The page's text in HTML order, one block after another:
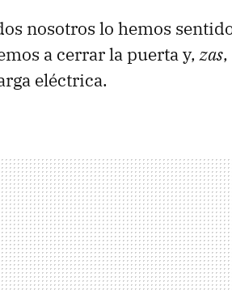
nosotros lo hemos
a cerrar la puerta y,zas
eléctrica.